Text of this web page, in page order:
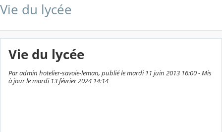
Vie du lycée
Vie du lycée
Par admin hotelier-savoie-leman, publié le mardi 11 juin 2013 16:00 - Mis
à jour le mardi 13 février 2024 14:14